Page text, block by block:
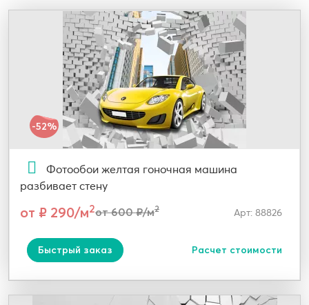
-52%
Фотообои желтая гоночная машина
разбивает стену
от ₽ 290/м2от 600 ₽/м2 Арт: 88826
Быстрый заказ Расчет стоимости